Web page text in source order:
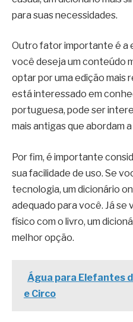
para suas necessidades.
Outro fator importante é a
você deseja um conteúdo
optar por uma edição mais
está interessado em
portuguesa, pode ser
mais antigas que abordam
Por fim, é importante
sua facilidade de uso. Se
tecnologia, um dicionário
adequado para você. Já
físico com o livro, um
melhor opção.
Água para Elefantes
e Circo